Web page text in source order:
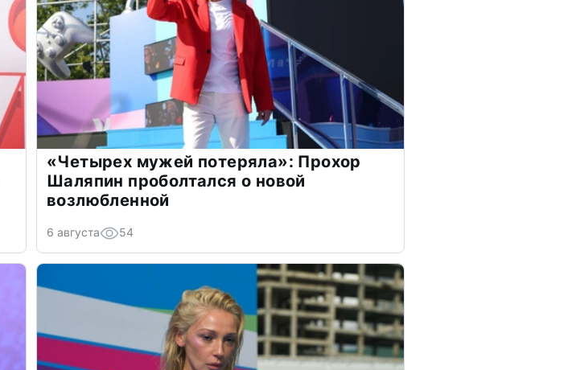
«Четырех мужей потеряла»: Прохор
Шаляпин проболтался о новой
возлюбленной
6 августа 54